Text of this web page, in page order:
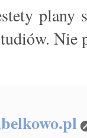
plany
Nie